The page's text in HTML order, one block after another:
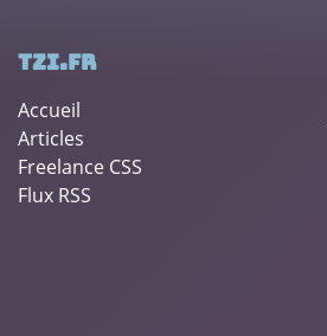
tzi.fr
Accueil
Articles
Freelance CSS
Flux RSS